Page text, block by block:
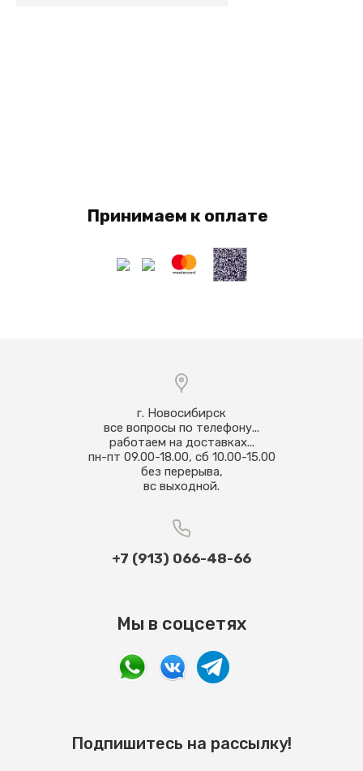
Принимаем к оплате
г. Новосибирск
все вопросы по телефону...
работаем на доставках...
пн-пт 09.00-18.00, сб 10.00-15.00
без перерыва,
вс выходной.
+7 (913) 066-48-66
Мы в соцсетях
Подпишитесь на рассылку!